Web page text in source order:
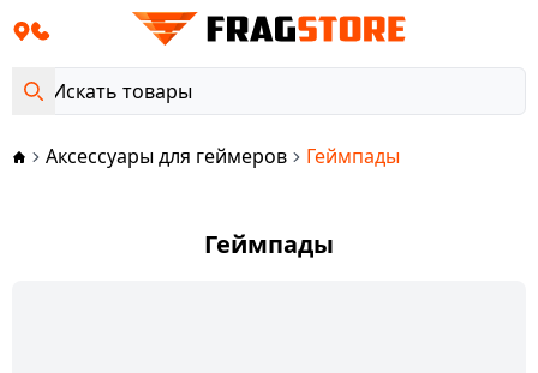
Аксессуары для геймеров Геймпады
Геймпады